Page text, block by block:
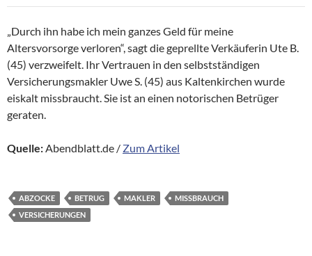
„Durch ihn habe ich mein ganzes Geld für meine
Altersvorsorge verloren“, sagt die geprellte Verkäuferin Ute B.
(45) verzweifelt. Ihr Vertrauen in den selbstständigen
Versicherungsmakler Uwe S. (45) aus Kaltenkirchen wurde
eiskalt missbraucht. Sie ist an einen notorischen Betrüger
geraten.
Quelle:Abendblatt.de / Zum Artikel
ABZOCKE BETRUG MAKLER
MISSBRAUCH
VERSICHERUNGEN